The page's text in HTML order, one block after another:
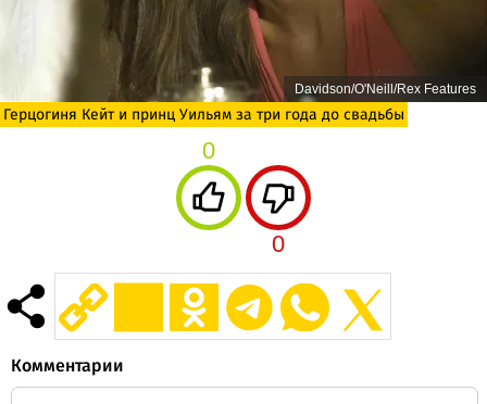
Davidson/O'Neill/Rex Features
Герцогиня Кейт и принц Уильям за три года до свадьбы
0
0
Комментарии